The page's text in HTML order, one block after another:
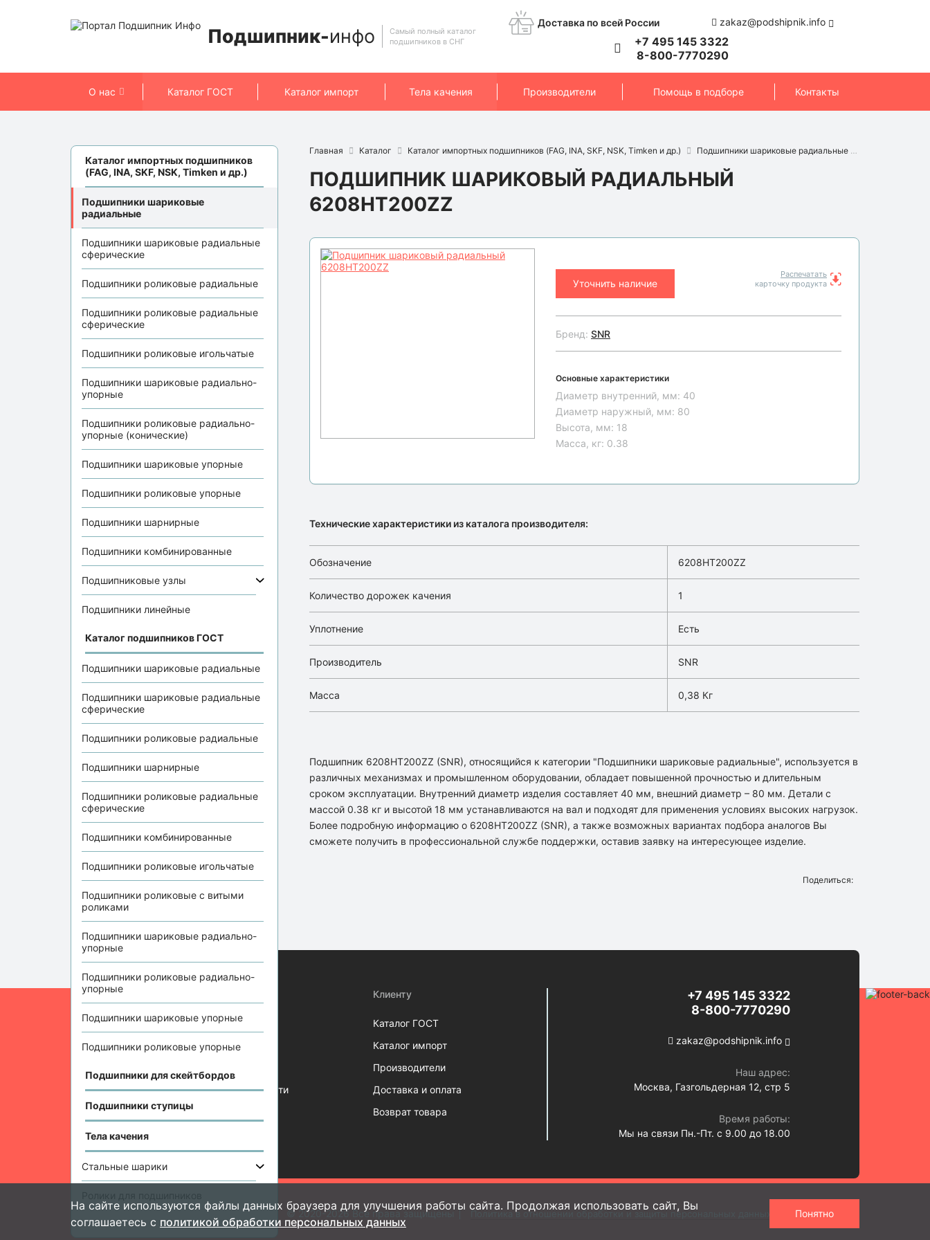
Подшипник-инфо
Самый полный каталог
подшипников в СНГ
Доставка по всей России zakaz@podshipnik.info
+7 495 145 3322
8-800-7770290
О нас Каталог ГОСТ Каталог импорт Тела качения Производители Помощь в подборе Контакты
Каталог импортных подшипников
(FAG, INA, SKF, NSK, Timken и др.)
Подшипники шариковые
радиальные
Подшипники шариковые радиальные
сферические
Подшипники роликовые радиальные
Подшипники роликовые радиальные
сферические
Подшипники роликовые игольчатые
Подшипники шариковые радиально-
упорные
Подшипники роликовые радиально-
упорные (конические)
Подшипники шариковые упорные
Подшипники роликовые упорные
Подшипники шарнирные
Подшипники комбинированные
Подшипниковые узлы
Подшипники линейные
Каталог подшипников ГОСТ
Подшипники шариковые радиальные
Подшипники шариковые радиальные
сферические
Подшипники роликовые радиальные
Подшипники шарнирные
Подшипники роликовые радиальные
сферические
Подшипники комбинированные
Подшипники роликовые игольчатые
Подшипники роликовые с витыми
роликами
Подшипники шариковые радиально-
упорные
Подшипники роликовые радиально-
упорные
Подшипники шариковые упорные
Подшипники роликовые упорные
Подшипники для скейтбордов
Подшипники ступицы
Тела качения
Стальные шарики
Главная Каталог Каталог импортных подшипников (FAG, INA, SKF, NSK, Timken и др.) Подшипники шариковые радиальные
ПОДШИПНИК ШАРИКОВЫЙ РАДИАЛЬНЫЙ
6208HT200ZZ
Уточнить наличие
Распечатать
карточку продукта
Бренд: SNR
Основные характеристики
Диаметр внутренний, мм: 40
Диаметр наружный, мм: 80
Высота, мм: 18
Масса, кг: 0.38
Технические характеристики из каталога производителя:
Обозначение 6208HT200ZZ
Количество дорожек качения 1
Уплотнение Есть
Производитель SNR
Масса 0,38 Кг
Подшипник 6208HT200ZZ (SNR), относящийся к категории "Подшипники шариковые радиальные", используется в
различных механизмах и промышленном оборудовании, обладает повышенной прочностью и длительным
сроком эксплуатации. Внутренний диаметр изделия составляет 40 мм, внешний диаметр – 80 мм. Детали с
массой 0.38 кг и высотой 18 мм устанавливаются на вал и подходят для применения условиях высоких нагрузок.
Более подробную информацию о 6208HT200ZZ (SNR), а также возможных вариантах подбора аналогов Вы
сможете получить в профессиональной службе поддержки, оставив заявку на интересующее изделие.
Поделиться:
Отзывы
Статьи
Политика конфиденциальности
Клиенту
Каталог ГОСТ
Каталог импорт
Производители
Доставка и оплата
Возврат товара
+7 495 145 3322
8-800-7770290
zakaz@podshipnik.info
Наш адрес:
Москва, Газгольдерная 12, стр 5
Время работы:
Мы на связи Пн.-Пт. с 9.00 до 18.00
Подшипник-инфо © 2020-2026 Все права защищены Политика в отношении обработки и защиты персональных данных
На сайте используются файлы данных браузера для улучшения работы сайта. Продолжая использовать сайт, Вы
соглашаетесь с политикой обработки персональных данных
Понятно